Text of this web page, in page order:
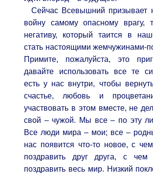
Сейчас Всевышний призывает
войну самому опасному врагу,
негативу, который таится в
стать настоящими жемчужинами-
Примите, пожалуйста, это
давайте использовать все те
есть у нас внутри, чтобы
счастье, любовь и
участвовать в этом вместе, не
свой – чужой. Мы все – по эту
Все люди мира – мои; все –
нас появится что-то новое, с
поздравить друг друга, с
поздравить весь мир. Низкий